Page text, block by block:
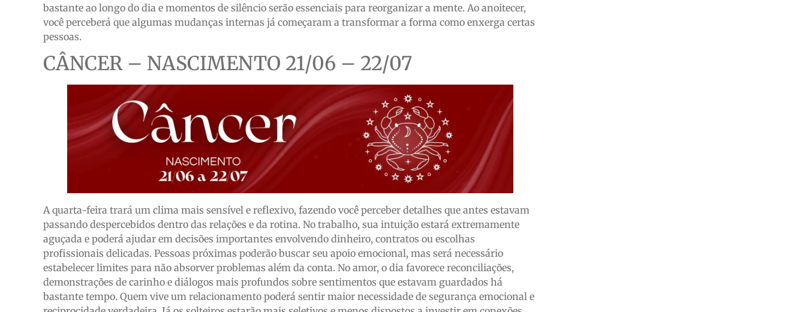
bastante ao longo do dia e momentos de silêncio serão essenciais para reorganizar a mente. Ao anoitecer,
você perceberá que algumas mudanças internas já começaram a transformar a forma como enxerga certas
pessoas.
CÂNCER – NASCIMENTO 21/06 – 22/07
A quarta-feira trará um clima mais sensível e reflexivo, fazendo você perceber detalhes que antes estavam
passando despercebidos dentro das relações e da rotina. No trabalho, sua intuição estará extremamente
aguçada e poderá ajudar em decisões importantes envolvendo dinheiro, contratos ou escolhas
profissionais delicadas. Pessoas próximas poderão buscar seu apoio emocional, mas será necessário
estabelecer limites para não absorver problemas além da conta. No amor, o dia favorece reconciliações,
demonstrações de carinho e diálogos mais profundos sobre sentimentos que estavam guardados há
bastante tempo. Quem vive um relacionamento poderá sentir maior necessidade de segurança emocional e